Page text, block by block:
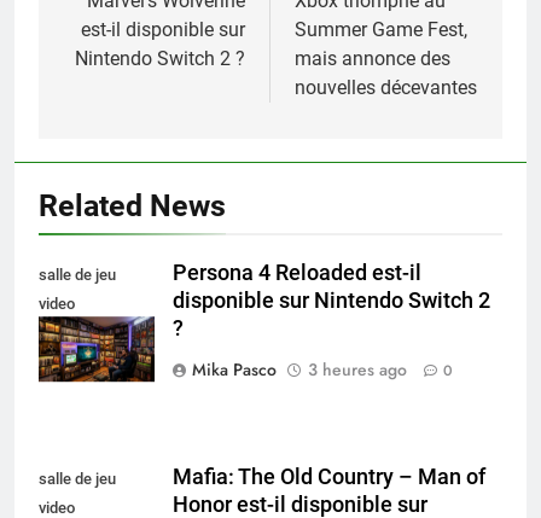
l’article
est-il disponible sur
Nintendo Switch 2 ?
Summer Game Fest,
mais annonce des
nouvelles décevantes
Related News
salle de jeu
video
collectionneur
Persona 4 Reloaded est-il
disponible sur Nintendo Switch 2
?
Mika Pasco
3 heures ago 0
salle de jeu
video
Mafia: The Old Country – Man of
Honor est-il disponible sur